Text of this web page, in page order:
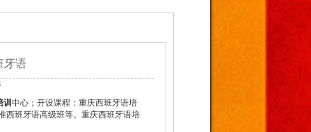
牙语
训 中心；开设课程：重庆西班牙语培
西班牙语高级班等。重庆西班牙语培